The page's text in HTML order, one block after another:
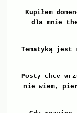
Kupiłem
dla mnie
Tematyką
Posty chce
nie wiem,